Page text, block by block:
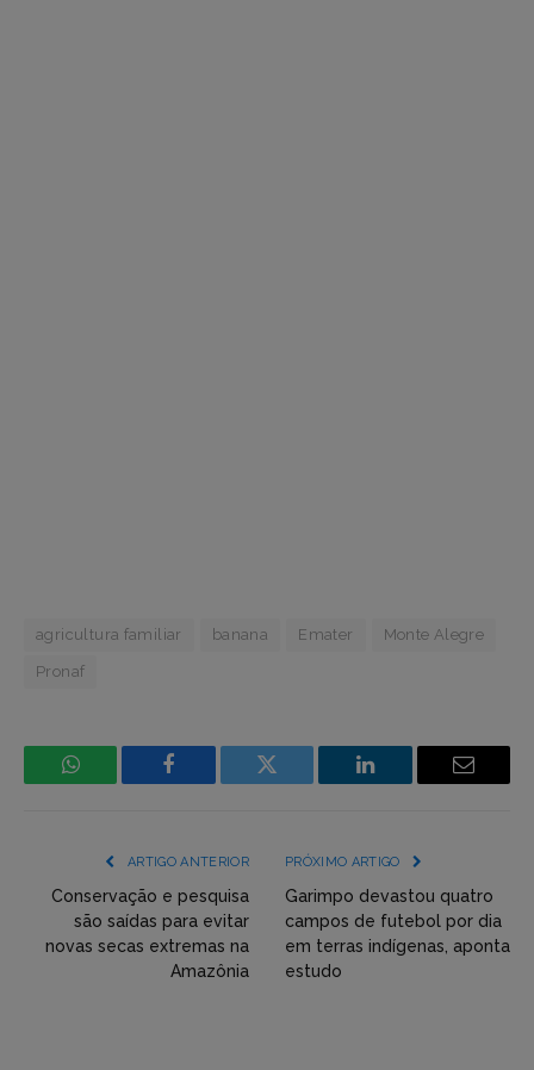
agricultura familiar banana Emater Monte Alegre
Pronaf
WhatsApp Facebook
Incorpore
(YouTube,
Twitter,
Flickr
etc)
LinkedIn Email
ARTIGO ANTERIOR
Conservação e pesquisa
são saídas para evitar
novas secas extremas na
Amazônia
PRÓXIMO ARTIGO
Garimpo devastou quatro
campos de futebol por dia
em terras indígenas, aponta
estudo